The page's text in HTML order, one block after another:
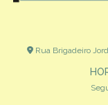
Rua Brigadeiro